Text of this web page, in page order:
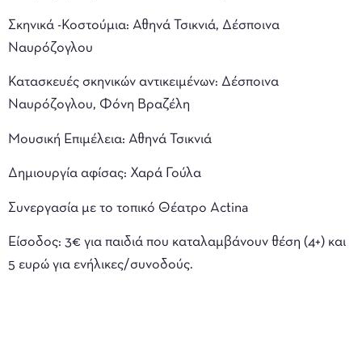
Σκηνικά -Κοστούμια: Αθηνά Τσικνιά, Δέσποινα
Ναυρόζογλου
Κατασκευές σκηνικών αντικειμένων: Δέσποινα
Ναυρόζογλου, Φόνη Βραζέλη
Μουσική Επιμέλεια: Αθηνά Τσικνιά
Δημιουργία αφίσας: Χαρά Γούλα
Συνεργασία με το τοπικό Θέατρο Actina
Είσοδος: 3€ για παιδιά που καταλαμβάνουν θέση (4+) και
5 ευρώ για ενήλικες/συνοδούς.